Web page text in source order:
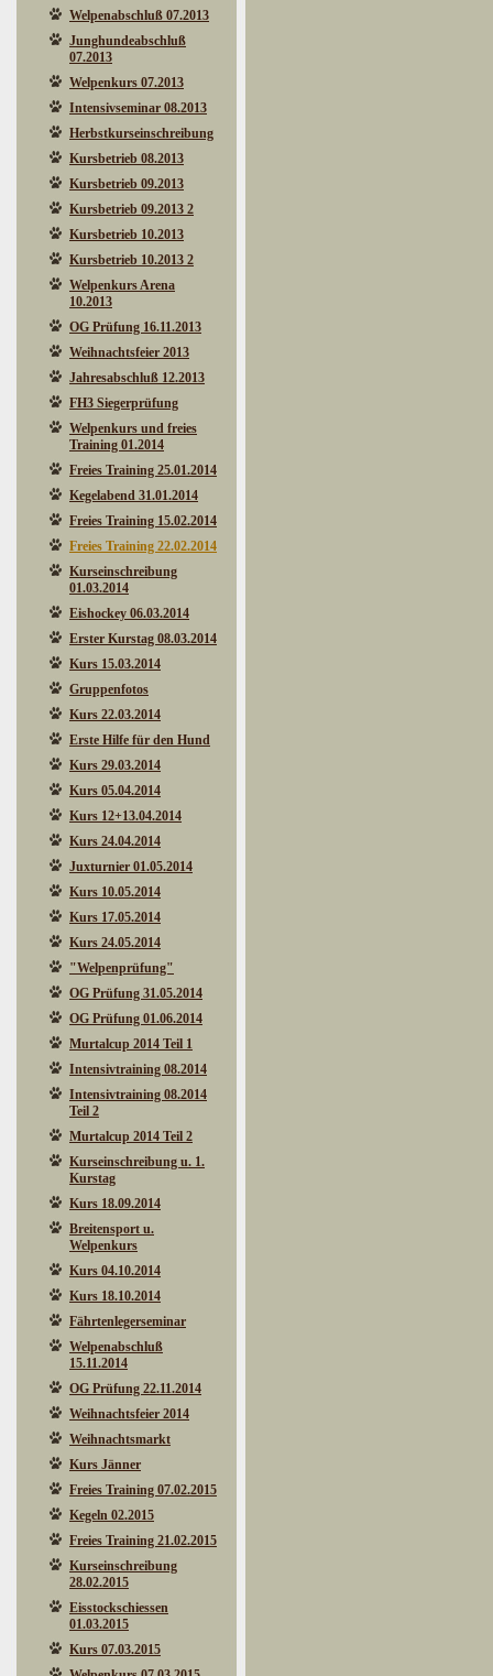
Welpenabschluß 07.2013
Junghundeabschluß
07.2013
Welpenkurs 07.2013
Intensivseminar 08.2013
Herbstkurseinschreibung
Kursbetrieb 08.2013
Kursbetrieb 09.2013
Kursbetrieb 09.2013 2
Kursbetrieb 10.2013
Kursbetrieb 10.2013 2
Welpenkurs Arena
10.2013
OG Prüfung 16.11.2013
Weihnachtsfeier 2013
Jahresabschluß 12.2013
FH3 Siegerprüfung
Welpenkurs und freies
Training 01.2014
Freies Training 25.01.2014
Kegelabend 31.01.2014
Freies Training 15.02.2014
Freies Training 22.02.2014
Kurseinschreibung
01.03.2014
Eishockey 06.03.2014
Erster Kurstag 08.03.2014
Kurs 15.03.2014
Gruppenfotos
Kurs 22.03.2014
Erste Hilfe für den Hund
Kurs 29.03.2014
Kurs 05.04.2014
Kurs 12+13.04.2014
Kurs 24.04.2014
Juxturnier 01.05.2014
Kurs 10.05.2014
Kurs 17.05.2014
Kurs 24.05.2014
"Welpenprüfung"
OG Prüfung 31.05.2014
OG Prüfung 01.06.2014
Murtalcup 2014 Teil 1
Intensivtraining 08.2014
Intensivtraining 08.2014
Teil 2
Murtalcup 2014 Teil 2
Kurseinschreibung u. 1.
Kurstag
Kurs 18.09.2014
Breitensport u.
Welpenkurs
Kurs 04.10.2014
Kurs 18.10.2014
Fährtenlegerseminar
Welpenabschluß
15.11.2014
OG Prüfung 22.11.2014
Weihnachtsfeier 2014
Weihnachtsmarkt
Kurs Jänner
Freies Training 07.02.2015
Kegeln 02.2015
Freies Training 21.02.2015
Kurseinschreibung
28.02.2015
Eisstockschiessen
01.03.2015
Kurs 07.03.2015